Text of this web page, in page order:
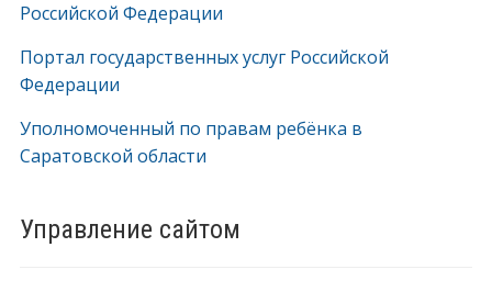
Российской Федерации
Портал государственных услуг Российской
Федерации
Уполномоченный по правам ребёнка в
Саратовской области
Управление сайтом